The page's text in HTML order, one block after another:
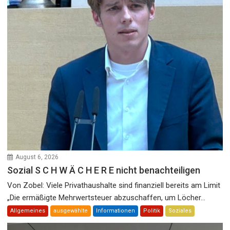
August 6, 2026
Sozial S C H W Ä C H E R E nicht benachteiligen
Von Zobel: Viele Privathaushalte sind finanziell bereits am Limit
„Die ermäßigte Mehrwertsteuer abzuschaffen, um Löcher...
Allgemeines ausgewählte Informationen Politik Soziales